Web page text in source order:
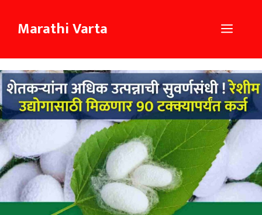
Marathi Varta Menu